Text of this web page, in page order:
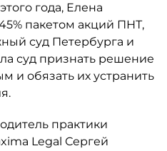
года, Елена
пакетом акций ПНТ,
суд Петербурга и
суд признать решение
и обязать их устранить
практики
Legal Сергей